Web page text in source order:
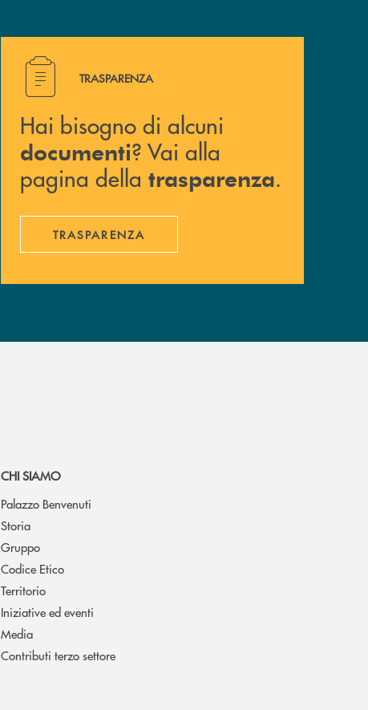
Hai bisogno di alcuni documenti ? Vai alla pagina della
TRASPARENZA
Hai bisogno di alcuni
documenti? Vai alla
pagina della trasparenza.
TRASPARENZA
CHI SIAMO
Palazzo Benvenuti
Storia
Gruppo
Codice Etico
Territorio
Iniziative ed eventi
Media
Contributi terzo settore